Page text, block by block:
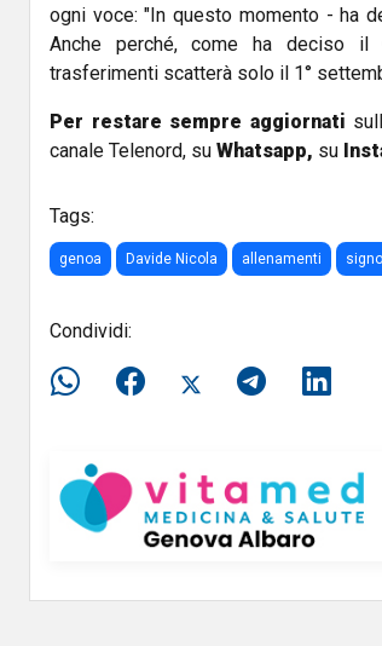
ogni voce: "In questo momento - ha
Anche perché,come ha deciso il
trasferimenti scatterà solo il 1°
Per restare sempre aggiornati
canale Telenord, su Whatsapp, su
Tags:
genoa Davide Nicola allenamenti
Condividi: